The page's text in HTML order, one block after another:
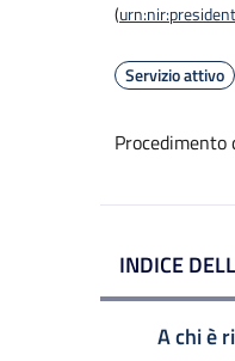
(
Servizio attivo
Procedimento
INDICE
A chi è